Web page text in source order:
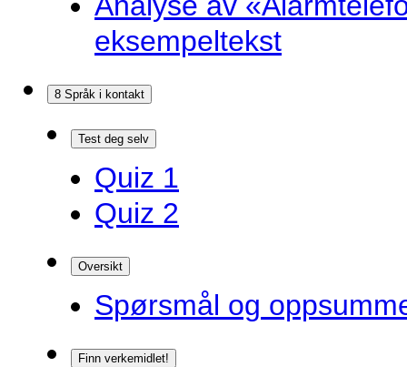
eksempeltekst
8 Språk i kontakt
Test deg selv
Quiz 1
Quiz 2
Oversikt
Spørsmål og
Finn verkemidlet!